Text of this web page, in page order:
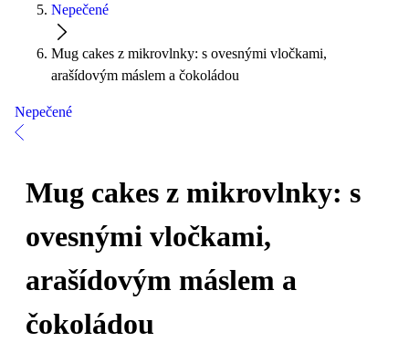
Nepečené
Mug cakes z mikrovlnky: s ovesnými vločkami,
arašídovým máslem a čokoládou
Nepečené
Mug cakes z mikrovlnky: s
ovesnými vločkami,
arašídovým máslem a
čokoládou